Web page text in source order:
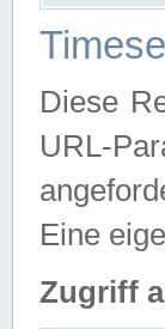
Diese
URL-
Eine
Zugriff